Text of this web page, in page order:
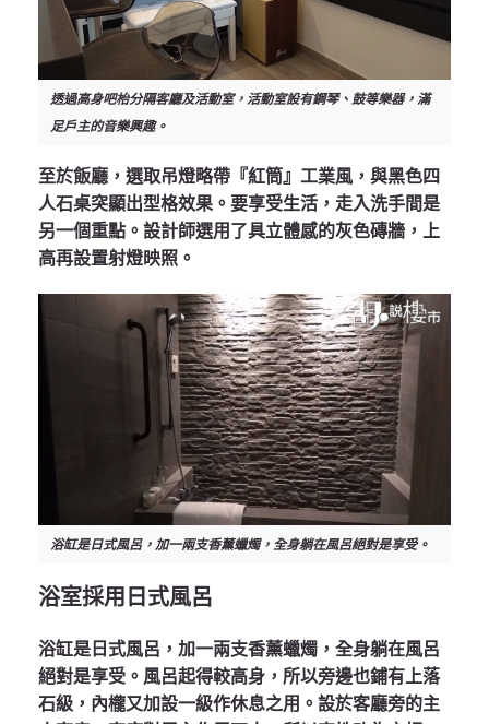
透過高身吧枱分隔客廳及活動室，活動室設有鋼琴、鼓等樂器，滿
足戶主的音樂興趣。
至於飯廳，選取吊燈略帶『紅筒』工業風，與黑色四
人石桌突顯出型格效果。要享受生活，走入洗手間是
另一個重點。設計師選用了具立體感的灰色磚牆，上
高再設置射燈映照。
浴缸是日式風呂，加一兩支香薰蠟燭，全身躺在風呂絕對是享受。
浴室採用日式風呂
浴缸是日式風呂，加一兩支香薰蠟燭，全身躺在風呂
絕對是享受。風呂起得較高身，所以旁邊也鋪有上落
石級，內櫳又加設一級作休息之用。設於客廳旁的主